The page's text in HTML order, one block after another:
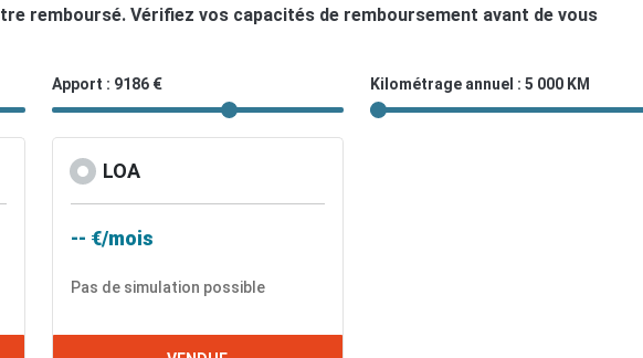
remboursé. Vérifiez vos capacités de remboursement avant de vous
Apport : 9186 € Kilométrage annuel : 5 000 KM
LOA
-- €/mois
Pas de simulation possible